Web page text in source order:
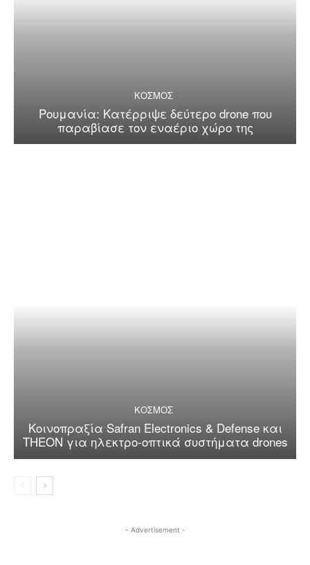
ΚΟΣΜΟΣ
Ρουμανία: Κατέρριψε δεύτερο drone που
παραβίασε τον εναέριο χώρο της
ΚΟΣΜΟΣ
Κοινοπραξία Safran Electronics & Defense και
THEON για ηλεκτρο-οπτικά συστήματα drones
- Advertisement -